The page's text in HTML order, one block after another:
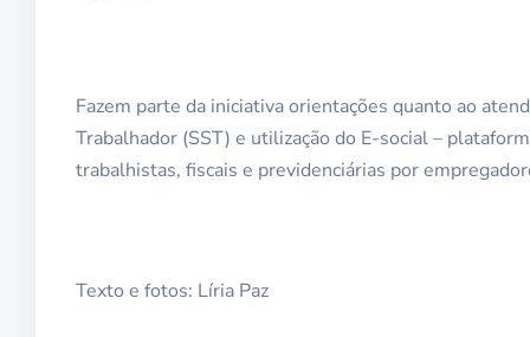
Fazem parte da iniciativa orientações quanto ao
Trabalhador (SST) e utilização do E-social –
trabalhistas, fiscais e previdenciárias por
Texto e fotos: Líria Paz